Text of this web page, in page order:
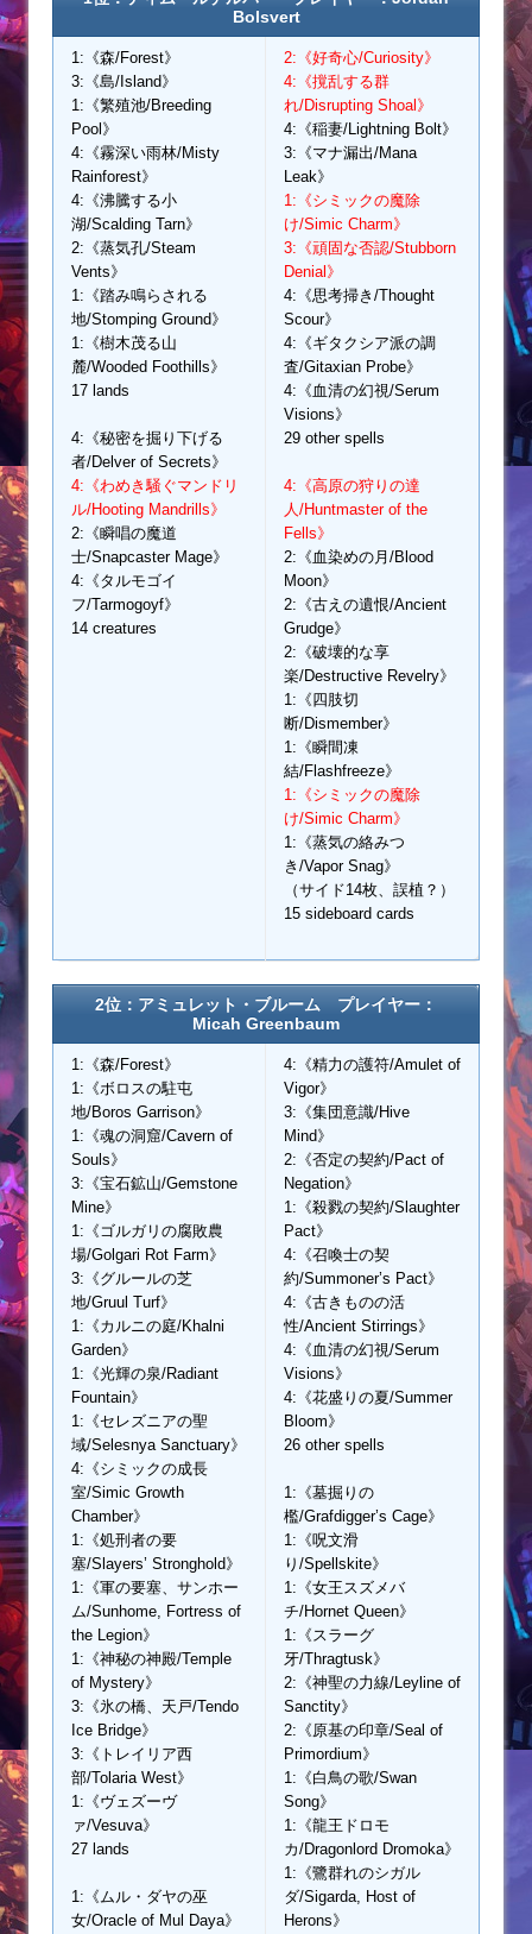
Bolsvert
1:《森/Forest》
3:《島/Island》
1:《繁殖池/Breeding
Pool》
4:《霧深い雨林/Misty
Rainforest》
4:《沸騰する小
湖/Scalding Tarn》
2:《蒸気孔/Steam
Vents》
1:《踏み鳴らされる
地/Stomping Ground》
1:《樹木茂る山
麓/Wooded Foothills》
17 lands
4:《秘密を掘り下げる
者/Delver of Secrets》
4:《わめき騒ぐマンドリ
ル/Hooting Mandrills》
2:《瞬唱の魔道
士/Snapcaster Mage》
4:《タルモゴイ
フ/Tarmogoyf》
14 creatures
2:《好奇心/Curiosity》
4:《撹乱する群
れ/Disrupting Shoal》
4:《稲妻/Lightning Bolt》
3:《マナ漏出/Mana
Leak》
1:《シミックの魔除
け/Simic Charm》
3:《頑固な否認/Stubborn
Denial》
4:《思考掃き/Thought
Scour》
4:《ギタクシア派の調
査/Gitaxian Probe》
4:《血清の幻視/Serum
Visions》
29 other spells
4:《高原の狩りの達
人/Huntmaster of the
Fells》
2:《血染めの月/Blood
Moon》
2:《古えの遺恨/Ancient
Grudge》
2:《破壊的な享
楽/Destructive Revelry》
1:《四肢切
断/Dismember》
1:《瞬間凍
結/Flashfreeze》
1:《シミックの魔除
け/Simic Charm》
1:《蒸気の絡みつ
き/Vapor Snag》
（サイド14枚、誤植？）
15 sideboard cards
2位：アミュレット・ブルーム プレイヤー：
Micah Greenbaum
1:《森/Forest》
1:《ボロスの駐屯
地/Boros Garrison》
1:《魂の洞窟/Cavern of
Souls》
3:《宝石鉱山/Gemstone
Mine》
1:《ゴルガリの腐敗農
場/Golgari Rot Farm》
3:《グルールの芝
地/Gruul Turf》
1:《カルニの庭/Khalni
Garden》
1:《光輝の泉/Radiant
Fountain》
1:《セレズニアの聖
域/Selesnya Sanctuary》
4:《シミックの成長
室/Simic Growth
Chamber》
1:《処刑者の要
塞/Slayers’ Stronghold》
1:《軍の要塞、サンホー
ム/Sunhome, Fortress of
the Legion》
1:《神秘の神殿/Temple
of Mystery》
3:《氷の橋、天戸/Tendo
Ice Bridge》
3:《トレイリア西
部/Tolaria West》
1:《ヴェズーヴ
ァ/Vesuva》
27 lands
1:《ムル・ダヤの巫
女/Oracle of Mul Daya》
4:《精力の護符/Amulet of
Vigor》
3:《集団意識/Hive
Mind》
2:《否定の契約/Pact of
Negation》
1:《殺戮の契約/Slaughter
Pact》
4:《召喚士の契
約/Summoner’s Pact》
4:《古きものの活
性/Ancient Stirrings》
4:《血清の幻視/Serum
Visions》
4:《花盛りの夏/Summer
Bloom》
26 other spells
1:《墓掘りの
檻/Grafdigger’s Cage》
1:《呪文滑
り/Spellskite》
1:《女王スズメバ
チ/Hornet Queen》
1:《スラーグ
牙/Thragtusk》
2:《神聖の力線/Leyline of
Sanctity》
2:《原基の印章/Seal of
Primordium》
1:《白鳥の歌/Swan
Song》
1:《龍王ドロモ
カ/Dragonlord Dromoka》
1:《鷺群れのシガル
ダ/Sigarda, Host of
Herons》